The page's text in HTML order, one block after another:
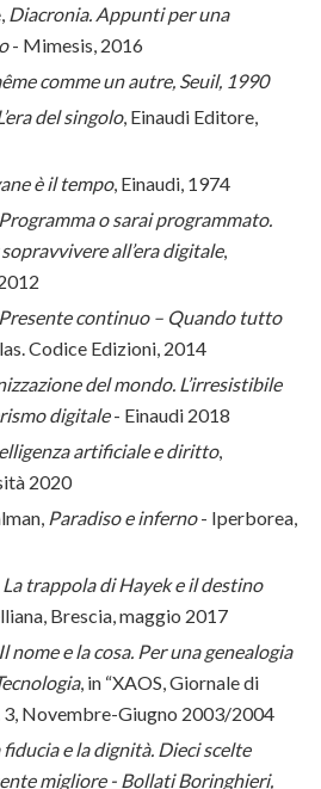
Diacronia. Appunti per una
- Mimesis, 2016
comme un autre, Seuil, 1990
del singolo, Einaudi Editore,
è il tempo, Einaudi, 1974
Programma o sarai programmato.
all’era digitale,
Presente continuo – Quando tutto
Codice Edizioni, 2014
del mondo. L’irresistibile
digitale- Einaudi 2018
artificiale e diritto,
2020
Paradiso e inferno- Iperborea,
La trappola di Hayek e il destino
Brescia, maggio 2017
Il nome e la cosa. Per una genealogia
, in “XAOS, Giornale di
3, Novembre-Giugno 2003/2004
fiducia e la dignità. Dieci scelte
migliore - Bollati Boringhieri,